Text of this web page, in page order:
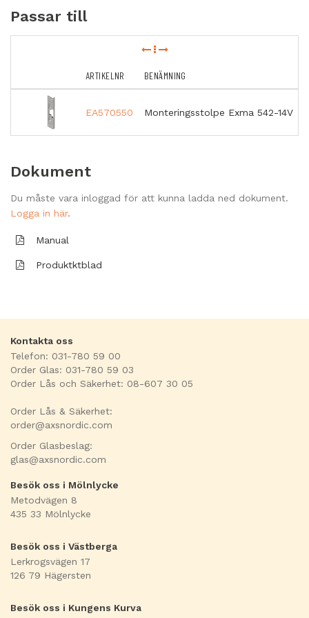
Passar till
ARTIKELNR BENÄMNING
EA570550 Monteringsstolpe Exma 542-14V
Dokument
Du måste vara inloggad för att kunna ladda ned dokument.
Logga in här.
Manual
Produktktblad
Kontakta oss
Telefon: 031-780 59 00
Order Glas: 031-780 59 03
Order Lås och Säkerhet: 08-607 30 05
Order Lås & Säkerhet:
order@axsnordic.com
Order Glasbeslag:
glas@axsnordic.com
Besök oss i Mölnlycke
Metodvägen 8
435 33 Mölnlycke
Besök oss i Västberga
Lerkrogsvägen 17
126 79 Hägersten
Besök oss i Kungens Kurva